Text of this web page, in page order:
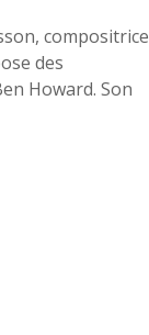
compositrice
des
Howard. Son